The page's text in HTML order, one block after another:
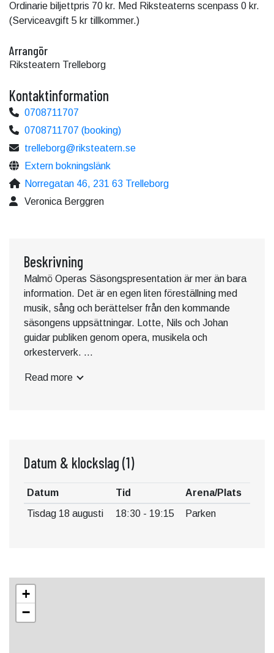
Ordinarie biljettpris 70 kr. Med Riksteaterns scenpass 0 kr.
(Serviceavgift 5 kr tillkommer.)
Arrangör
Riksteatern Trelleborg
Kontaktinformation
0708711707
0708711707 (booking)
trelleborg@riksteatern.se
Extern bokningslänk
Norregatan 46, 231 63 Trelleborg
Veronica Berggren
Beskrivning
Malmö Operas Säsongspresentation är mer än bara
information. Det är en egen liten föreställning med
musik, sång och berättelser från den kommande
säsongens uppsättningar. Lotte, Nils och Johan
guidar publiken genom opera, musikela och
orkesterverk.
säsong som har något för alla smaker och alla åldrar.
annat spelat Mars i Orfeus i underjorden och Pistola i
Falstaff.
Johan Reis är frilansande pianist som ofta anlitas av
Malmö Opera.
Read more
Datum & klockslag (1)
Datum Tid
Arena/Plats
Tisdag 18 augusti
18:30 - 19:15 Parken
+
−